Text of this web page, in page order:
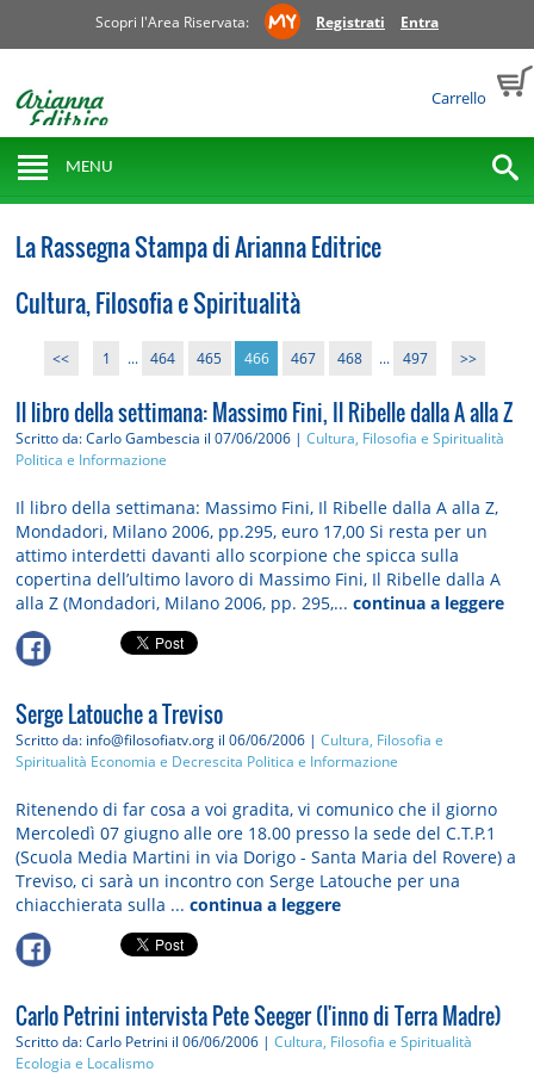
Scopri l'Area Riservata: Registrati Entra
Carrello
MENU
La Rassegna Stampa di Arianna Editrice
Cultura, Filosofia e Spiritualità
<< 1 ... 464 465 466 467 468 ... 497 >>
Il libro della settimana: Massimo Fini, Il Ribelle dalla A alla Z
Scritto da: Carlo Gambescia il 07/06/2006 |Cultura, Filosofia e Spiritualità
Politica e Informazione
Il libro della settimana: Massimo Fini, Il Ribelle dalla A alla Z,
Mondadori, Milano 2006, pp.295, euro 17,00 Si resta per un
attimo interdetti davanti allo scorpione che spicca sulla
copertina dell’ultimo lavoro di Massimo Fini, Il Ribelle dalla A
alla Z (Mondadori, Milano 2006, pp. 295,...continua a leggere
Serge Latouche a Treviso
Scritto da: info@filosofiatv.org il 06/06/2006 |Cultura, Filosofia e
Spiritualità Economia e Decrescita Politica e Informazione
Ritenendo di far cosa a voi gradita, vi comunico che il giorno
Mercoledì 07 giugno alle ore 18.00 presso la sede del C.T.P.1
(Scuola Media Martini in via Dorigo - Santa Maria del Rovere) a
Treviso, ci sarà un incontro con Serge Latouche per una
chiacchierata sulla ...continua a leggere
Carlo Petrini intervista Pete Seeger (l'inno di Terra Madre)
Scritto da: Carlo Petrini il 06/06/2006 |Cultura, Filosofia e Spiritualità
Ecologia e Localismo